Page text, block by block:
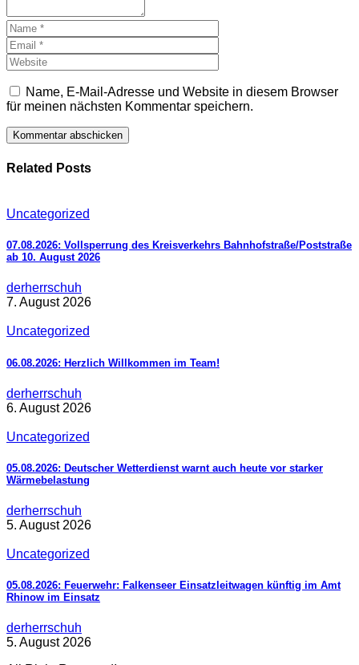
Name, E-Mail-Adresse und Website in diesem Browser
für meinen nächsten Kommentar speichern.
Related Posts
Uncategorized
07.08.2026: Vollsperrung des Kreisverkehrs Bahnhofstraße/Poststraße
ab 10. August 2026
derherrschuh
7. August 2026
Uncategorized
06.08.2026: Herzlich Willkommen im Team!
derherrschuh
6. August 2026
Uncategorized
05.08.2026: Deutscher Wetterdienst warnt auch heute vor starker
Wärmebelastung
derherrschuh
5. August 2026
Uncategorized
05.08.2026: Feuerwehr: Falkenseer Einsatzleitwagen künftig im Amt
Rhinow im Einsatz
derherrschuh
5. August 2026